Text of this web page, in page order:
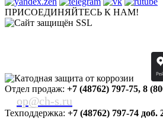
ПРИСОЕДИНЯЙТЕСЬ К НАМ!
Отдел продаж: +7 (48762) 797-75, 8
op@ch-s.ru
Техподдержка: +7 (48762) 797-74 доб.